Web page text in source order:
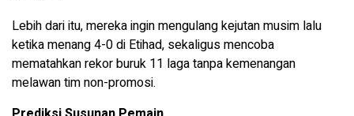
Lebih dari itu, mereka ingin mengulang kejutan musim lalu
ketika menang 4-0 di Etihad, sekaligus mencoba
mematahkan rekor buruk 11 laga tanpa kemenangan
melawan tim non-promosi.